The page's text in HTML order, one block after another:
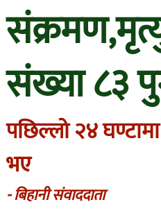
संख्या ८३
पछिल्लो २४
भए
- बिहानी संवाददाता